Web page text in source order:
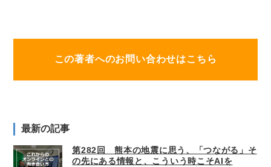
この著者へのお問い合わせはこちら
最新の記事
第282回 熊本の地震に思う、「つながる」そ
の先にある情報と、こういう時こそAIを